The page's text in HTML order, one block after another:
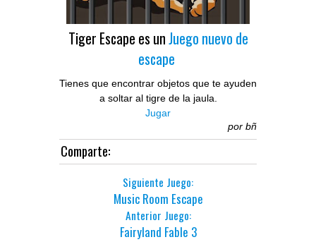
Tiger Escape es unJuego nuevo de
escape
Tienes que encontrar objetos que te ayuden
a soltar al tigre de la jaula.
Jugar
por bñ
Comparte:
Siguiente Juego:
Music Room Escape
Anterior Juego:
Fairyland Fable 3